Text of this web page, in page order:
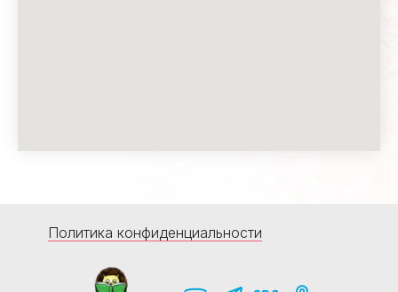
Политика конфиденциальности